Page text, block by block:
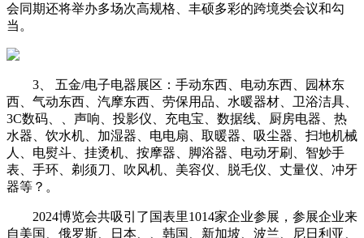
会同期还将举办多场次高规格、丰硕多彩的跨境类会议和勾
当。
3、 五金/电子电器展区：手动东西、电动东西、园林东
西、气动东西、汽摩东西、劳保用品、水暖器材、卫浴洁具、
3C数码、、声响、投影仪、充电宝、数据线、厨房电器、热
水器、饮水机、加湿器、电电扇、取暖器、吸尘器、扫地机械
人、电熨斗、挂烫机、按摩器、脚浴器、电动牙刷、智妙手
表、手环、剃须刀、吹风机、美容仪、脱毛仪、丈量仪、冲牙
器等？。
2024博览会共吸引了国表里1014家企业参展，参展企业来
自美国、俄罗斯、日本、、韩国、新加坡、波兰、尼日利亚、